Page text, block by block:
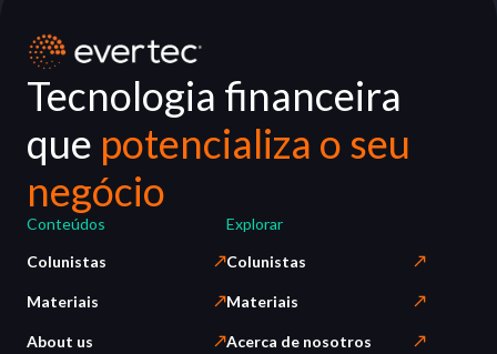
Tecnologia financeira
que potencializa o seu
negócio
Conteúdos
Colunistas
Materiais
About us
Explorar
Colunistas
Materiais
Acerca de nosotros